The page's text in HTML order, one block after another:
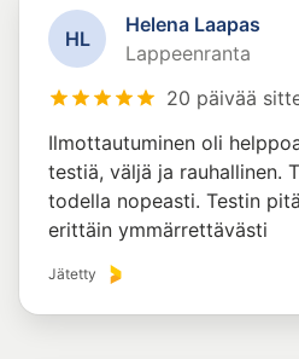
HL
Helena Laapas
Lappeenranta
20 päivää
Ilmottautuminen oli
testiä, väljä ja rauhallinen.
todella nopeasti. Testin
erittäin ymmärrettävästi
Jätetty